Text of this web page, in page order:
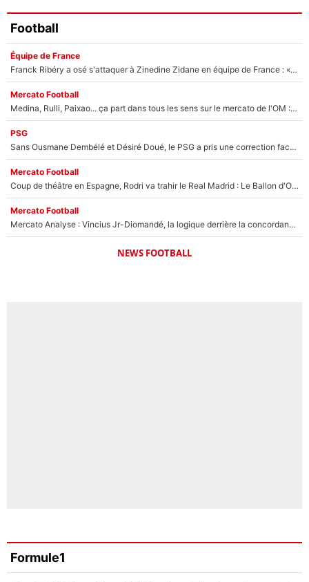
Football
Équipe de France
Franck Ribéry a osé s'attaquer à Zinedine Zidane en équipe de France : «Je n'aurais jamais fait ça»
Mercato Football
Medina, Rulli, Paixao... ça part dans tous les sens sur le mercato de l'OM : Frank McCourt va enfin récupérer l'argent qu'il attend ?
PSG
Sans Ousmane Dembélé et Désiré Doué, le PSG a pris une correction face à Majorque : Luis Enrique attend avec impatience des renforts !
Mercato Football
Coup de théâtre en Espagne, Rodri va trahir le Real Madrid : Le Ballon d'Or a choisi de signer au FC Barcelone !
Mercato Football
Mercato Analyse : Vincius Jr-Diomandé, la logique derrière la concordance des temps
NEWS FOOTBALL
Formule1